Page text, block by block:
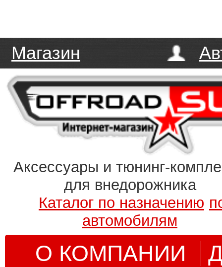
Магазин
Аксессуары и тюнинг-
для внедорожника
Каталог по назначению
автомобилям
О КОМПАНИИ